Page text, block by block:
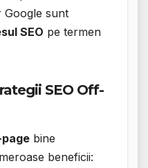
Google sunt
SEO pe termen
SEO Off-
bine
beneficii: